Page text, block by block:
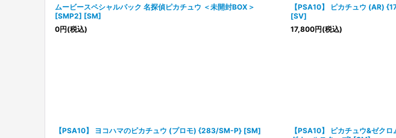
ムービースペシャルパック 名探偵ピカチュウ ＜未開封BOX＞
[SMP2] [SM]
0円(税込)
【PSA10】 ピカチュウ (AR)
[SV]
17,800円(税込)
【PSA10】 ヨコハマのピカチュウ (プロモ) {283/SM-P} [SM]
【PSA10】 ピカチュウ&ゼク